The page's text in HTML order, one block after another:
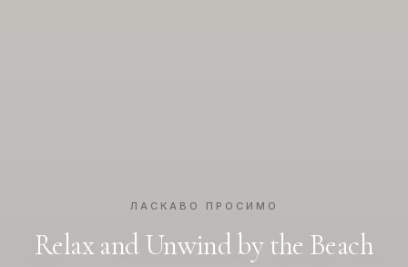
ЛАСКАВО ПРОСИМО
Relax and Unwind by the Beach